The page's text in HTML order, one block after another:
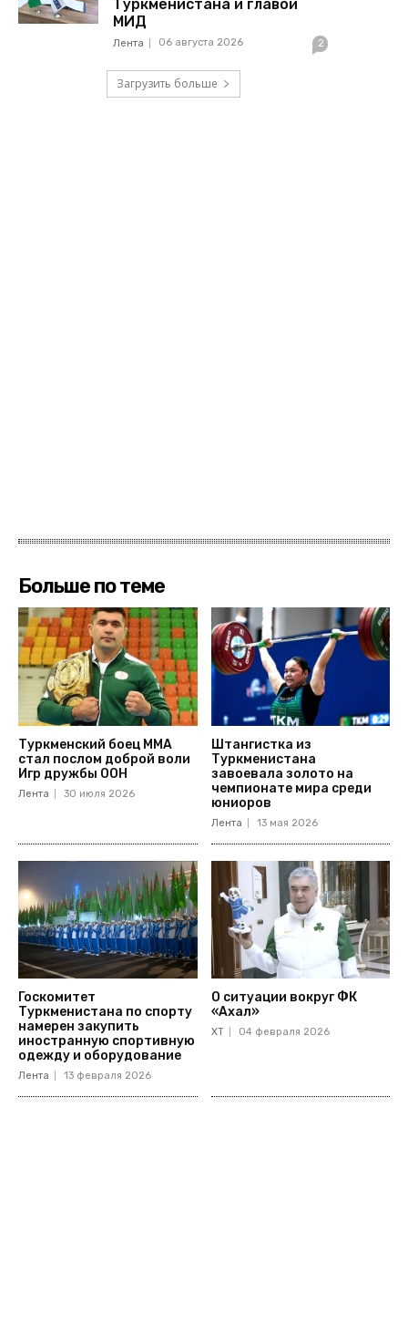
Туркменистана и главой
МИД
Лента 06 августа 2026 2
Загрузить больше
Больше по теме
Туркменский боец ММА
стал послом доброй воли
Игр дружбы ООН
Лента 30 июля 2026
Штангистка из
Туркменистана
завоевала золото на
чемпионате мира среди
юниоров
Лента 13 мая 2026
Госкомитет
Туркменистана по спорту
намерен закупить
иностранную спортивную
одежду и оборудование
Лента 13 февраля 2026
О ситуации вокруг ФК
«Ахал»
ХТ 04 февраля 2026